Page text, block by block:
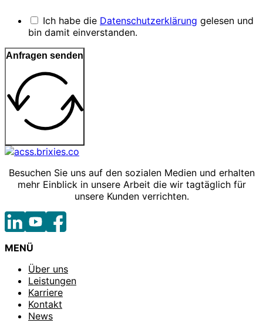
Ich habe die Datenschutzerklärung gelesen und
bin damit einverstanden.
Anfragen senden
Besuchen Sie uns auf den sozialen Medien und erhalten
mehr Einblick in unsere Arbeit die wir tagtäglich für
unsere Kunden verrichten.
MENÜ
Über uns
Leistungen
Karriere
Kontakt
News